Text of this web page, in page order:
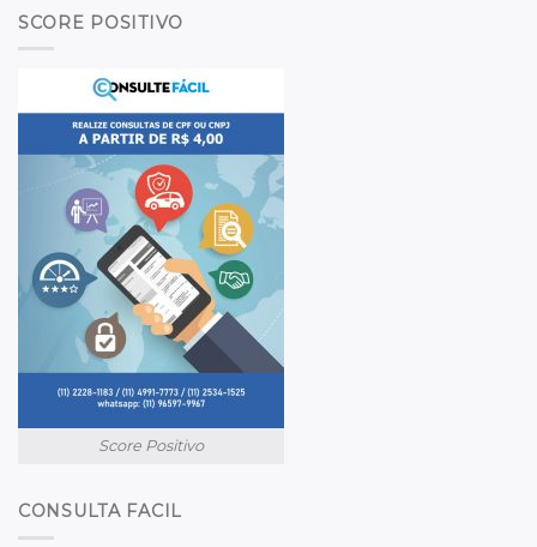
SCORE POSITIVO
Score Positivo
CONSULTA FACIL